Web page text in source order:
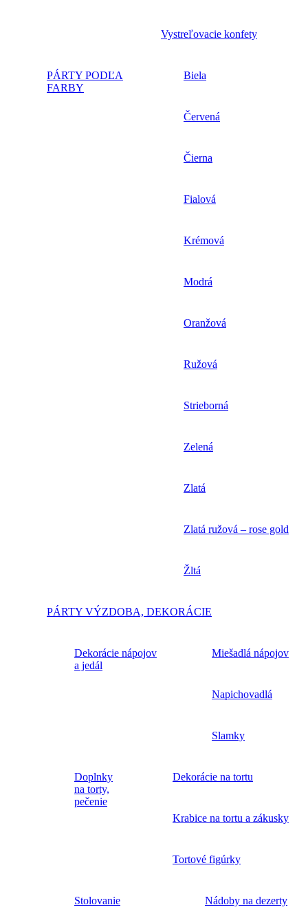
Vystreľovacie konfety
PÁRTY PODĽA
FARBY
Biela
Červená
Čierna
Fialová
Krémová
Modrá
Oranžová
Ružová
Strieborná
Zelená
Zlatá
Zlatá ružová – rose gold
Žltá
PÁRTY VÝZDOBA, DEKORÁCIE
Dekorácie nápojov
a jedál
Miešadlá nápojov
Napichovadlá
Slamky
Doplnky
na torty,
pečenie
Dekorácie na tortu
Krabice na tortu a zákusky
Tortové figúrky
Stolovanie Nádoby na dezerty